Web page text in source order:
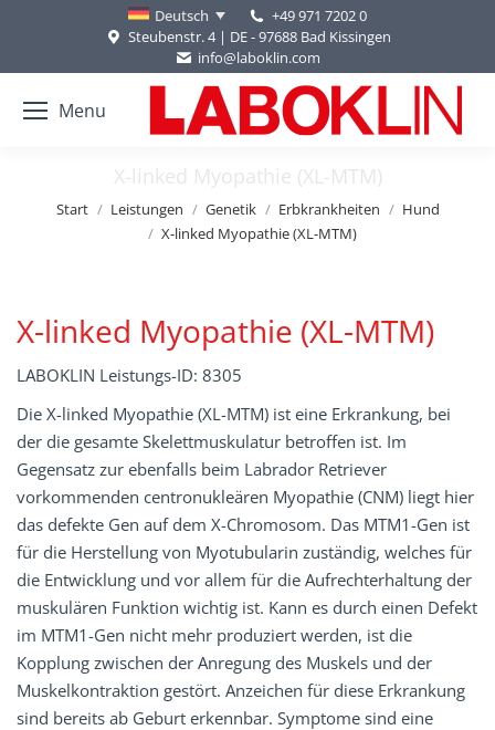
Deutsch
+49 971 7202 0
Steubenstr. 4 | DE - 97688 Bad Kissingen
info@laboklin.com
Menu
X-linked Myopathie (XL-MTM)
Sie befinden sich hier:
Start Leistungen Genetik Erbkrankheiten
Hund
X-linked Myopathie (XL-MTM)
X-linked Myopathie (XL-MTM)
LABOKLIN Leistungs-ID: 8305
Die X-linked Myopathie (XL-MTM) ist eine Erkrankung, bei
der die gesamte Skelettmuskulatur betroffen ist. Im
Gegensatz zur ebenfalls beim Labrador Retriever
vorkommenden centronukleären Myopathie (CNM) liegt hier
das defekte Gen auf dem X-Chromosom. Das MTM1-Gen ist
für die Herstellung von Myotubularin zuständig, welches für
die Entwicklung und vor allem für die Aufrechterhaltung der
muskulären Funktion wichtig ist. Kann es durch einen Defekt
im MTM1-Gen nicht mehr produziert werden, ist die
Kopplung zwischen der Anregung des Muskels und der
Muskelkontraktion gestört. Anzeichen für diese Erkrankung
sind bereits ab Geburt erkennbar. Symptome sind eine